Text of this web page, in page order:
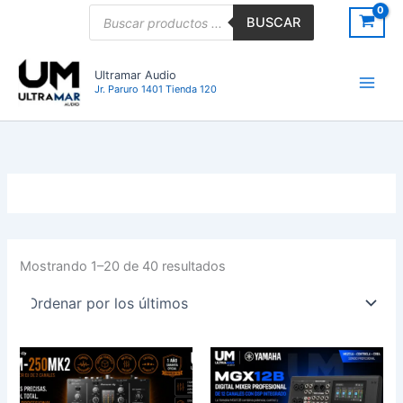
BUSCAR
Ultramar Audio
Jr. Paruro 1401 Tienda 120
Mostrando 1–20 de 40 resultados
Ordenado
por
los
últimos